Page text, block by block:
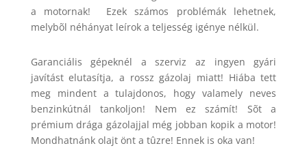
a motornak! Ezek számos problémák lehetnek,
melybõl néhányat leírok a teljesség igénye nélkül.
Garanciális gépeknél a szerviz az ingyen gyári
javítást elutasítja, a rossz gázolaj miatt! Hiába tett
meg mindent a tulajdonos, hogy valamely neves
benzinkútnál tankoljon! Nem ez számít! Sõt a
prémium drága gázolajjal még jobban kopik a motor!
Mondhatnánk olajt önt a tûzre! Ennek is oka van!